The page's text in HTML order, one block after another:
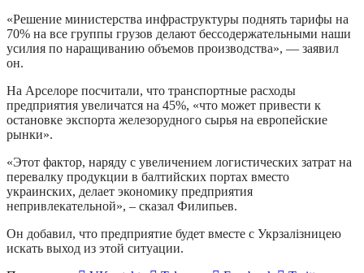
«Решение министерства инфраструктуры поднять тарифы на
70% на все группы грузов делают бессодержательными наши
усилия по наращиванию объемов производства», — заявил
он.
На Арселоре посчитали, что транспортные расходы
предприятия увеличатся на 45%, «что может привести к
остановке экспорта железорудного сырья на европейские
рынки».
«Этот фактор, наряду с увеличением логистических затрат на
перевалку продукции в балтийских портах вместо
украинских, делает экономику предприятия
непривлекательной», – сказал Филипьев.
Он добавил, что предприятие будет вместе с Укрзалізницею
искать выход из этой ситуации.